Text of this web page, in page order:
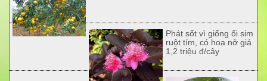
Phát sốt vì giống ổi sim
ruột tím, có hoa nở giá
1,2 triệu đ/cây